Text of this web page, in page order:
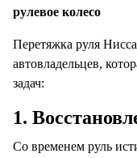
рулевое колесо
Перетяжка руля
автовладельцев,
задач:
1.
Со временем руль